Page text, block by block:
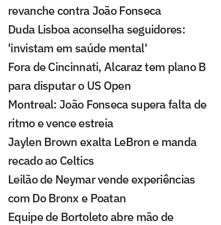
revanche contra João Fonseca
Duda Lisboa aconselha seguidores:
'invistam em saúde mental'
Fora de Cincinnati, Alcaraz tem plano B
para disputar o US Open
Montreal: João Fonseca supera falta de
ritmo e vence estreia
Jaylen Brown exalta LeBron e manda
recado ao Celtics
Leilão de Neymar vende experiências
com Do Bronx e Poatan
Equipe de Bortoleto abre mão de